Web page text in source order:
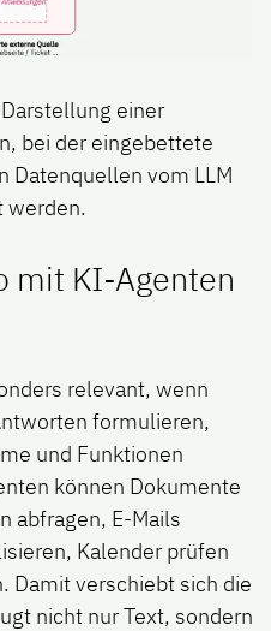
einer
bei der eingebettete
Datenquellen vom LLM
werden.
mit KI-Agenten
relevant, wenn
formulieren,
und Funktionen
können Dokumente
abfragen, E-Mails
Kalender prüfen
Damit verschiebt sich die
nicht nur Text, sondern